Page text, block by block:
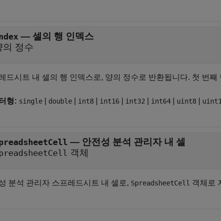
— 셀의 행 인덱스
의 정수
드시트 내 셀의 행 인덱스로, 양의 정수로 반환됩니다. 첫 번
형: single double int8 int16 int32 int64 uint8
— 안전성 분석 관리자 내 셀
객체
분석 관리자 스프레드시트 내 셀로, SpreadsheetCell 객체로